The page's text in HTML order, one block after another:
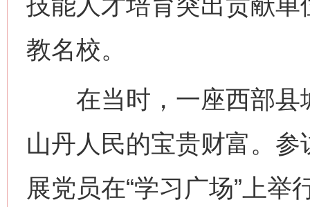
教名校。
在当时，一座西部县
山丹人民的宝贵财富。
展党员在“学习广场”上